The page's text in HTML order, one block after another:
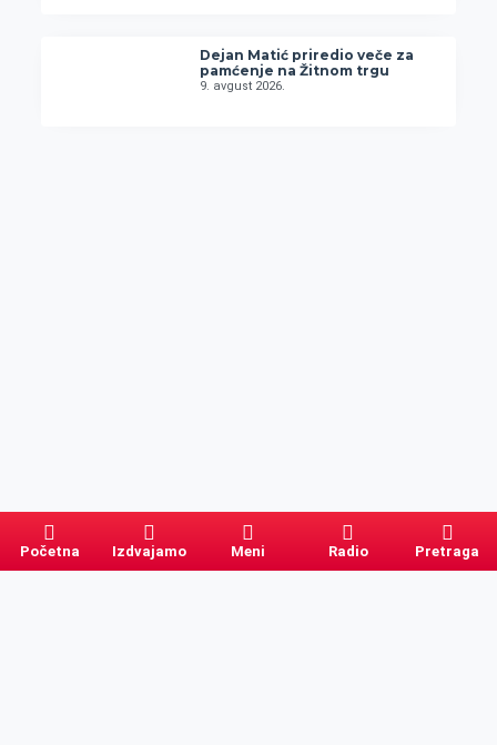
Dejan Matić priredio veče za
pamćenje na Žitnom trgu
9. avgust 2026.
Početna Izdvajamo Meni Radio Pretraga